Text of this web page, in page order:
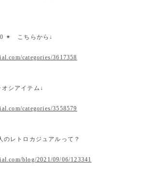
✴︎ こちらから↓
categories/3617358
オシアイテム↓
categories/3558579
のレトロカジュアルって？
blog/2021/09/06/123341